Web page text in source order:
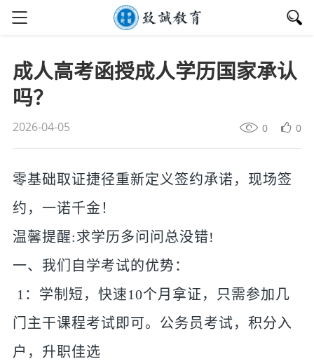
成人高考函授成人学历国家承认
吗？
2026-04-05 0 0
零基础取证捷径重新定义签约承诺，现场签
约，一诺千金！
温馨提醒:求学历多问问总没错!
一、我们自学考试的优势：
1：学制短，快速10个月拿证，只需参加几
门主干课程考试即可。公务员考试，积分入
户，升职佳选